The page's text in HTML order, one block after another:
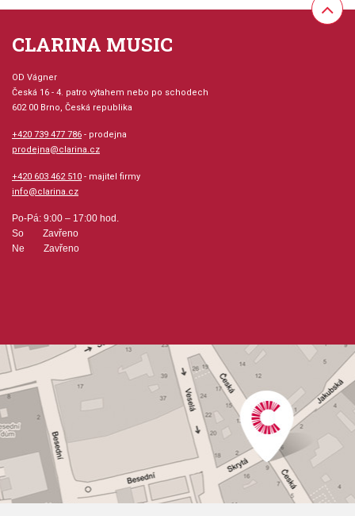
Aranžér: Severson, Paul
Hudební styl: jazz + blues + ragtime + swing
Velikost (rozměr): 23 x 30 cm
Počet skladeb: 4
Odběr minimálně 1 kus
Obsahuje:
MameWay Down Yonder In New OrleansI Wish I Could
Shimmy Like My Sister KateHoneysuckle Rose
CLARINA MUSIC
OD Vágner
Česká 16 - 4. patro výtahem nebo po schodech
602 00 Brno, Česká republika
+420 739 477 786 - prodejna
prodejna@clarina.cz
+420 603 462 510 - majitel firmy
info@clarina.cz
Po-Pá: 9:00 – 17:00 hod.
So Zavřeno
Ne Zavřeno